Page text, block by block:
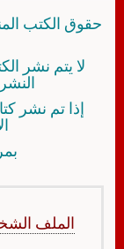
حقوق الكتب
لا يتم نشر
إذا تم نشر
الملف